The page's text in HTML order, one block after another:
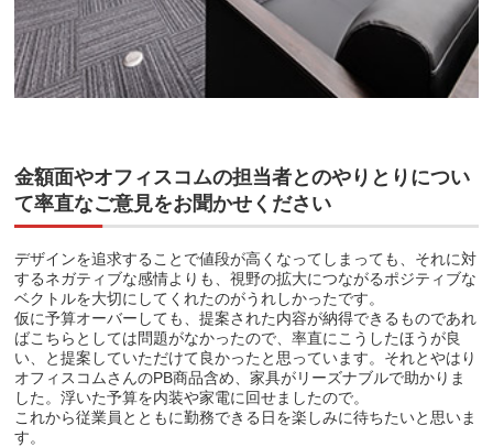
金額面やオフィスコムの担当者とのやりとりについ
て率直なご意見をお聞かせください
デザインを追求することで値段が高くなってしまっても、それに対
するネガティブな感情よりも、視野の拡大につながるポジティブな
ベクトルを大切にしてくれたのがうれしかったです。
仮に予算オーバーしても、提案された内容が納得できるものであれ
ばこちらとしては問題がなかったので、率直にこうしたほうが良
い、と提案していただけて良かったと思っています。それとやはり
オフィスコムさんのPB商品含め、家具がリーズナブルで助かりま
した。浮いた予算を内装や家電に回せましたので。
これから従業員とともに勤務できる日を楽しみに待ちたいと思いま
す。